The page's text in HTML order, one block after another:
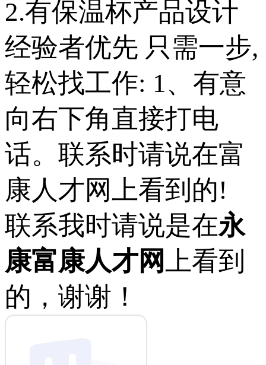
2.有保温杯产品设计
经验者优先 只需一步,
轻松找工作: 1、有意
向右下角直接打电
话。联系时请说在富
康人才网上看到的!
联系我时请说是在永
康富康人才网
上看到
的，谢谢！